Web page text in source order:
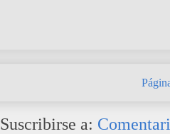
Suscribirse a: